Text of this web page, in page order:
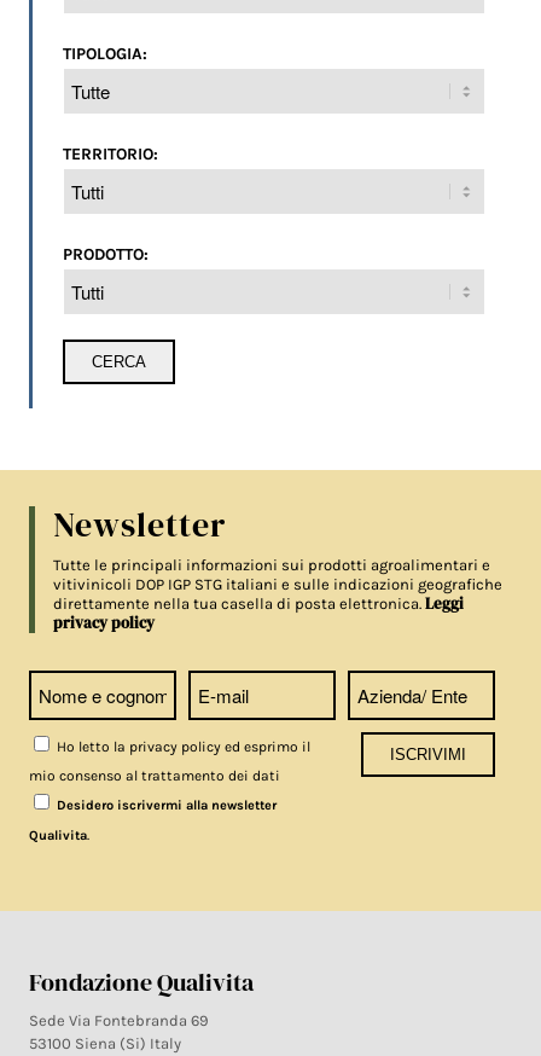
TIPOLOGIA:
TERRITORIO:
PRODOTTO:
Newsletter
Tutte le principali informazioni sui prodotti agroalimentari e
vitivinicoli DOP IGP STG italiani e sulle indicazioni geografiche
direttamente nella tua casella di posta elettronica.Leggi
privacy policy
Ho letto la privacy policy ed esprimo il
mio consenso al trattamento dei dati
Desidero iscrivermi alla newsletter
Qualivita.
Fondazione Qualivita
Sede Via Fontebranda 69
53100 Siena (Si) Italy